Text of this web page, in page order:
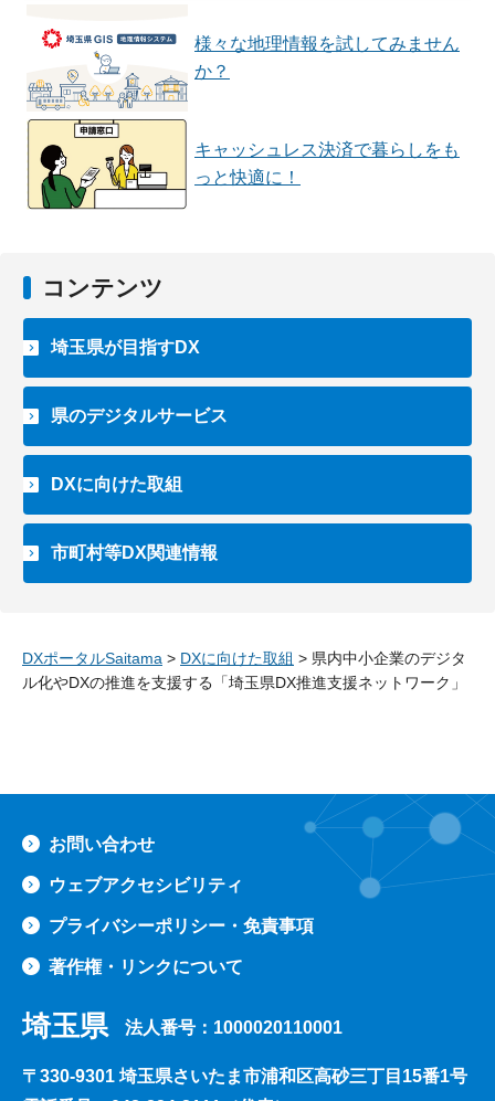
様々な地理情報を試してみません
か？
キャッシュレス決済で暮らしをも
っと快適に！
コンテンツ
埼玉県が目指すDX
県のデジタルサービス
DXに向けた取組
市町村等DX関連情報
DXポータルSaitama > DXに向けた取組 > 県内中小企業のデジタ
ル化やDXの推進を支援する「埼玉県DX推進支援ネットワーク」
お問い合わせ
ウェブアクセシビリティ
プライバシーポリシー・免責事項
著作権・リンクについて
埼玉県 法人番号：1000020110001
〒330-9301 埼玉県さいたま市浦和区高砂三丁目15番1号